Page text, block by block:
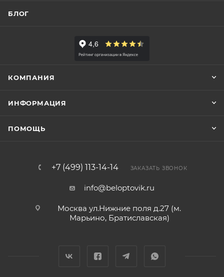
БЛОГ
КОМПАНИЯ
ИНФОРМАЦИЯ
ПОМОЩЬ
+7 (499) 113-14-14 ЗАКАЗАТЬ ЗВОНОК
info@beloptovik.ru
Москва ул.Нижние поля д.27 (м.
Марьино, Братиславская)